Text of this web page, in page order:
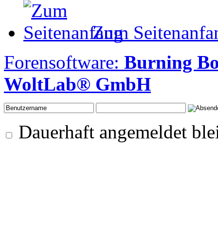
Zum
Forensoftware: Burning
WoltLab® GmbH
Dauerhaft angemeldet